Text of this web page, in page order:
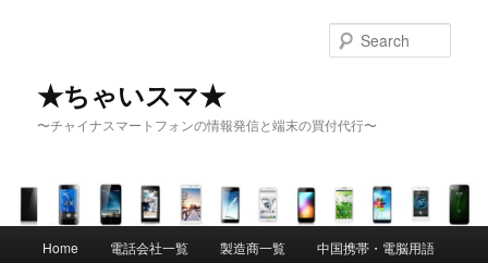
★ちゃいスマ★
〜チャイナスマートフォンの情報発信と端末の買付代行〜
Skip to primary content
Skip to secondary content
Home 電話会社一覧 製造商一覧 中国携帯・電脳用語